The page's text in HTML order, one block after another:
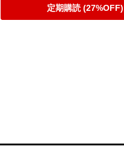
定期購読 (27%OFF)